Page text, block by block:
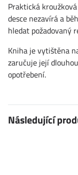
Praktická
desce nezavírá a
hledat požadovaný
Kniha je vytištěna
zaručuje její
opotřebení.
Následující